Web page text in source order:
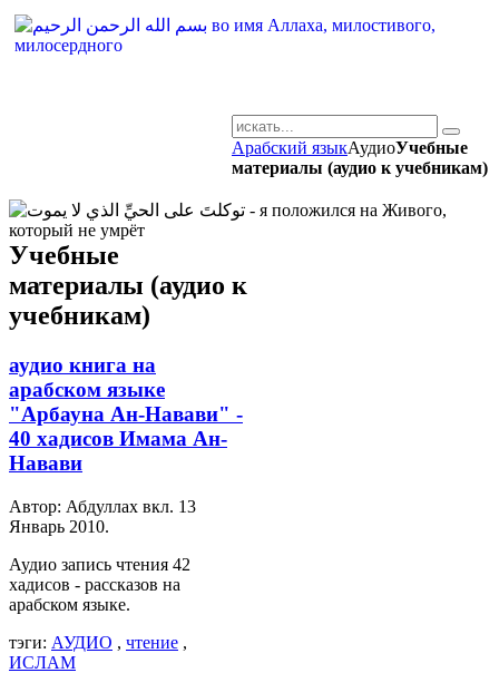
Арабский языкАудиоУчебные
материалы (аудио к учебникам)
Учебные
материалы (аудио к
учебникам)
аудио книга на
арабском языке
"Арбауна Ан-Навави" -
40 хадисов Имама Ан-
Навави
Автор: Абдуллах вкл. 13
Январь 2010.
Аудио запись чтения 42
хадисов - рассказов на
арабском языке.
тэги: АУДИО , чтение ,
ИСЛАМ